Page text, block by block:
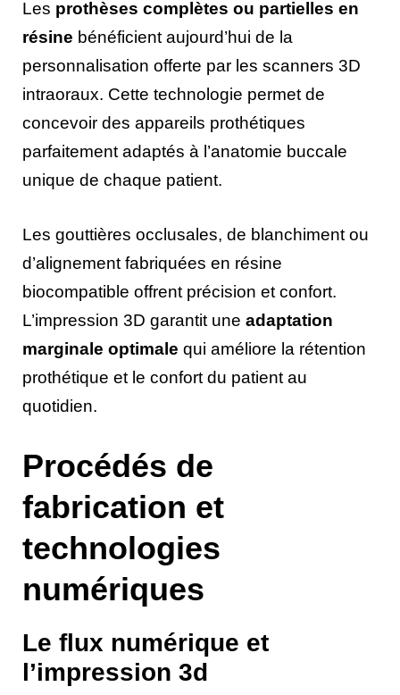
Les prothèses complètes ou partielles en
résine bénéficient aujourd’hui de la
personnalisation offerte par les scanners 3D
intraoraux. Cette technologie permet de
concevoir des appareils prothétiques
parfaitement adaptés à l’anatomie buccale
unique de chaque patient.
Les gouttières occlusales, de blanchiment ou
d’alignement fabriquées en résine
biocompatible offrent précision et confort.
L’impression 3D garantit une adaptation
marginale optimale qui améliore la rétention
prothétique et le confort du patient au
quotidien.
Procédés de
fabrication et
technologies
numériques
Le flux numérique et
l’impression 3d